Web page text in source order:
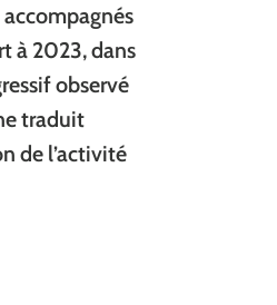
accompagnés
à 2023, dans
observé
traduit
de l’activité